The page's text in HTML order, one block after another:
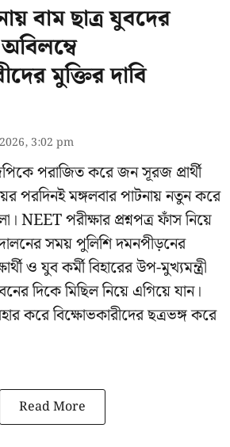
বাম ছাত্র যুবদের
মুক্তির দাবি
3:02 pm
পরাজিত করে জন সূরজ প্রার্থী
পরদিনই মঙ্গলবার পাটনায় নতুন করে
NEET পরীক্ষার প্রশ্নপত্র ফাঁস নিয়ে
সময় পুলিশি দমনপীড়নের
ও যুব কর্মী বিহারের উপ-মুখ্যমন্ত্রী
দিকে মিছিল নিয়ে এগিয়ে যান।
করে বিক্ষোভকারীদের ছত্রভঙ্গ করে
Read More